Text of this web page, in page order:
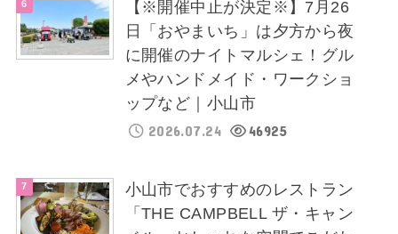
【※開催中止が決定※】7月26
日「おやまいち」は夕方から夜
に開催のナイトマルシェ！グル
メやハンドメイド・ワークショ
ップなど｜小山市
2026.07.24 46925
小山市でおすすめのレストラン
「THE CAMPBELL ザ・キャン